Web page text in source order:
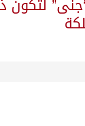
باستقرار